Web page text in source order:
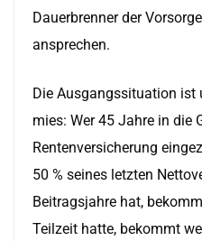
Dauerbrenner der
ansprechen.
Die Ausgangssituation ist
mies: Wer 45 Jahre in die
Rentenversicherung
50 % seines letzten
Beitragsjahre hat,
Teilzeit hatte, bekommt